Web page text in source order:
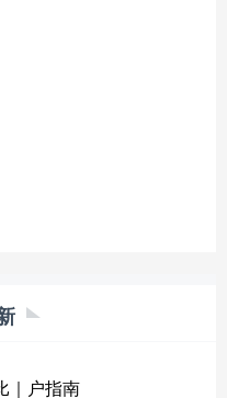
｜户指南